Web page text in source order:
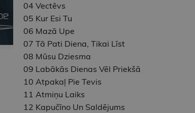
04 Vectēvs
05 Kur Esi Tu
06 Mazā Upe
07 Tā Pati Diena, Tikai Līst
08 Mūsu Dziesma
09 Labākās Dienas Vēl Priekšā
10 Atpakaļ Pie Tevis
11 Atmiņu Laiks
12 Kapučīno Un Saldējums